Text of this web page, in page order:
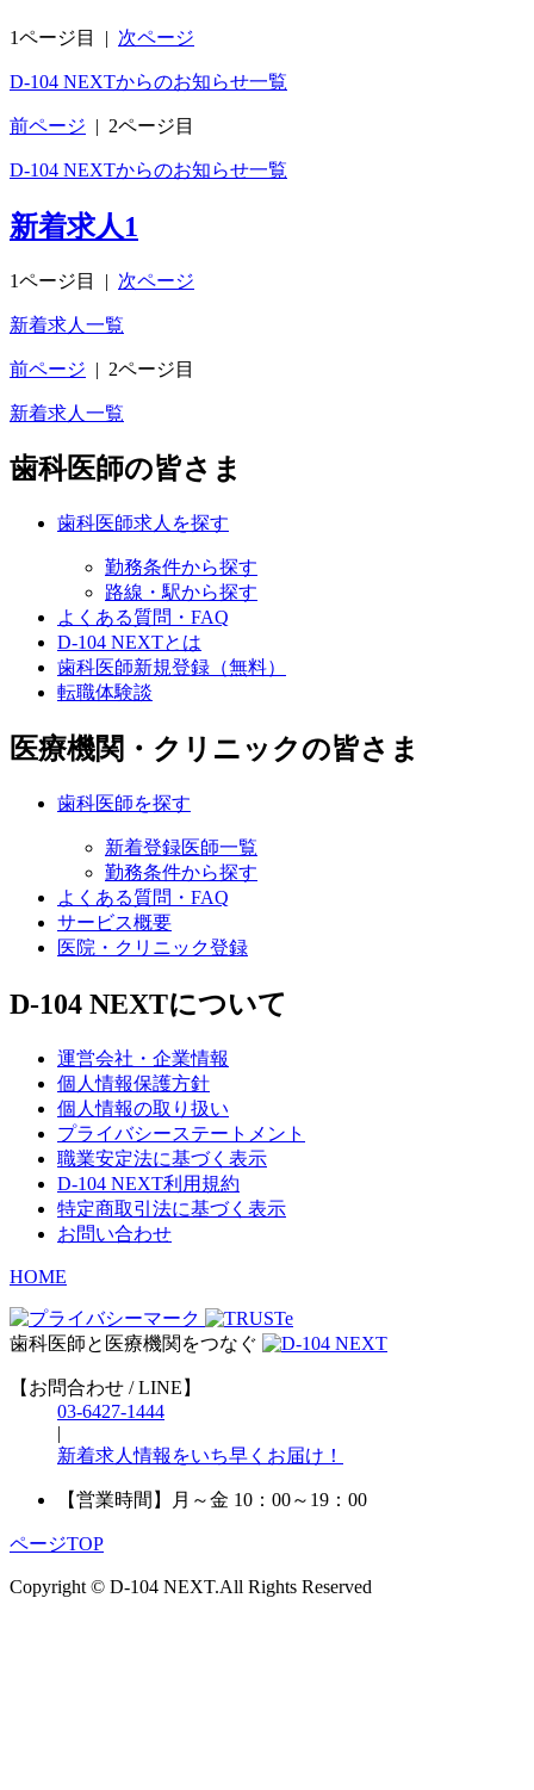
1ページ目 | 次ページ
D-104 NEXTからのお知らせ一覧
前ページ | 2ページ目
D-104 NEXTからのお知らせ一覧
新着求人1
1ページ目 | 次ページ
新着求人一覧
前ページ | 2ページ目
新着求人一覧
歯科医師の皆さま
歯科医師求人を探す
勤務条件から探す
路線・駅から探す
よくある質問・FAQ
D-104 NEXTとは
歯科医師新規登録（無料）
転職体験談
医療機関・クリニックの皆さま
歯科医師を探す
新着登録医師一覧
勤務条件から探す
よくある質問・FAQ
サービス概要
医院・クリニック登録
D-104 NEXTについて
運営会社・企業情報
個人情報保護方針
個人情報の取り扱い
プライバシーステートメント
職業安定法に基づく表示
D-104 NEXT利用規約
特定商取引法に基づく表示
お問い合わせ
HOME
歯科医師と医療機関をつなぐ
【お問合わせ / LINE】
03-6427-1444
|
新着求人情報をいち早くお届け！
【営業時間】 月～金 10：00～19：00
ページTOP
Copyright © D-104 NEXT.All Rights Reserved